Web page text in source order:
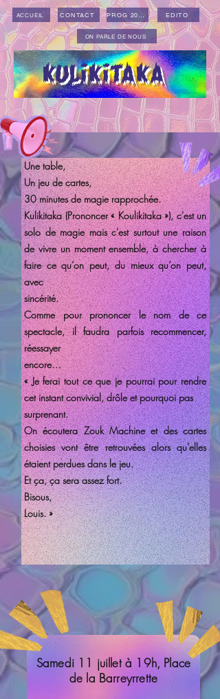
ACCUEIL CONTACT PROG 2026 EDITO
ON PARLE DE NOUS
KULIKITAKA
Une table,
Un jeu de cartes,
30 minutes de magie rapprochée.
Kulikitaka (Prononcer « Koulikitaka »), c'est un
solo de magie mais c'est surtout une raison
de vivre un moment ensemble, à chercher à
faire ce qu’on peut, du mieux qu’on peut,
avec
sincérité.
Comme pour prononcer le nom de ce
spectacle, il faudra parfois recommencer,
réessayer
encore…
« Je ferai tout ce que je pourrai pour rendre
cet instant convivial, drôle et pourquoi pas
surprenant.
On écoutera Zouk Machine et des cartes
choisies vont être retrouvées alors qu'elles
étaientperdues dans le jeu.
Et ça, ça sera assez fort.
Bisous,
Louis. »
Samedi 11 juillet à 19h, Place
de la Barreyrrette